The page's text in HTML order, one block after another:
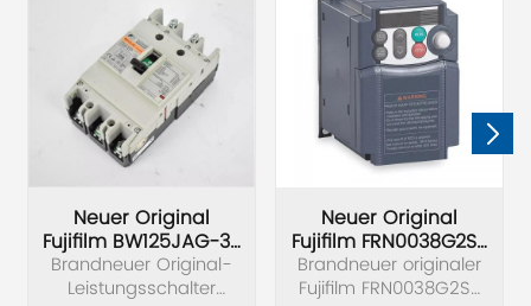
Neuer Original
Fujifilm BW125JAG-3P
Leistungsschalter
Brandneuer Original-
Leistungsschalter
Neuer Original
Fujifilm FRN0038G2S-
4C
Frequenzumrichter
Brandneuer originaler
Fujifilm FRN0038G2S-